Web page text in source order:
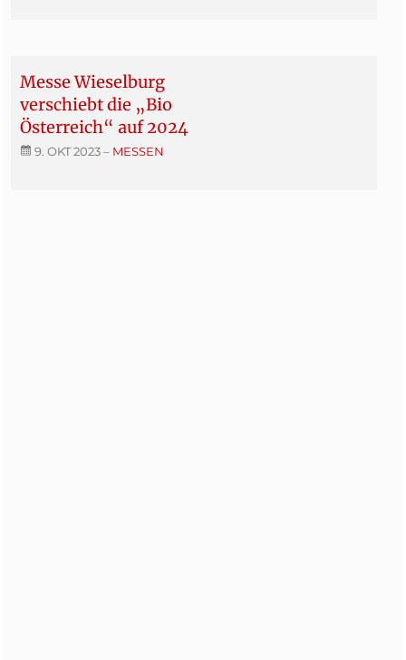
Messe Wieselburg
verschiebt die „Bio
Österreich“ auf 2024
9. OKT 2023– MESSEN